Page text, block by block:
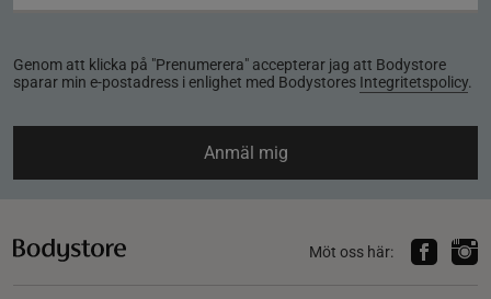
Genom att klicka på "Prenumerera" accepterar jag att Bodystore
sparar min e-postadress i enlighet med Bodystores Integritetspolicy.
Anmäl mig
Möt oss här: